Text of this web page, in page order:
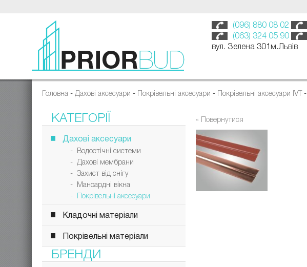
(096) 880 08 02
(063) 324 05 90
вул. Зелена 301м.Львів
Головна - Дахові аксесуари - Покрівельні аксесуари - Покрівельні аксесуари IVT -
КАТЕГОРІЇ
Дахові аксесуари
- Водостічні системи
- Дахові мембрани
- Захист від снігу
- Мансардні вікна
- Покрівельні аксесуари
Кладочні матеріали
Покрівельні матеріали
БРЕНДИ
« Повернутися